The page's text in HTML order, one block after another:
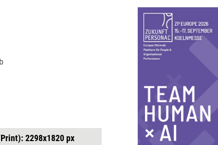
2298x1820 px